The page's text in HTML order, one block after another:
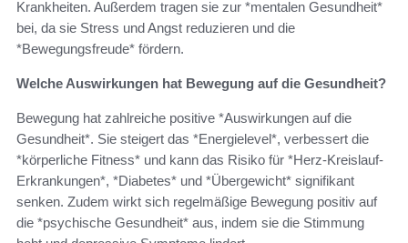
Krankheiten. Außerdem tragen sie zur *mentalen Gesundheit*
bei, da sie Stress und Angst reduzieren und die
*Bewegungsfreude* fördern.
Welche Auswirkungen hat Bewegung auf die Gesundheit?
Bewegung hat zahlreiche positive *Auswirkungen auf die
Gesundheit*. Sie steigert das *Energielevel*, verbessert die
*körperliche Fitness* und kann das Risiko für *Herz-Kreislauf-
Erkrankungen*, *Diabetes* und *Übergewicht* signifikant
senken. Zudem wirkt sich regelmäßige Bewegung positiv auf
die *psychische Gesundheit* aus, indem sie die Stimmung